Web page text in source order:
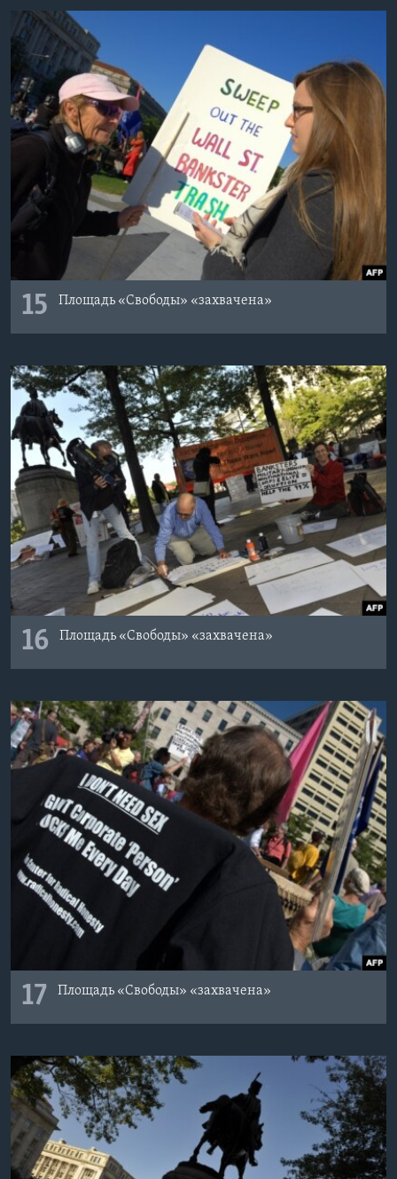
15 Площадь «Свободы» «захвачена»
16 Площадь «Свободы» «захвачена»
17 Площадь «Свободы» «захвачена»